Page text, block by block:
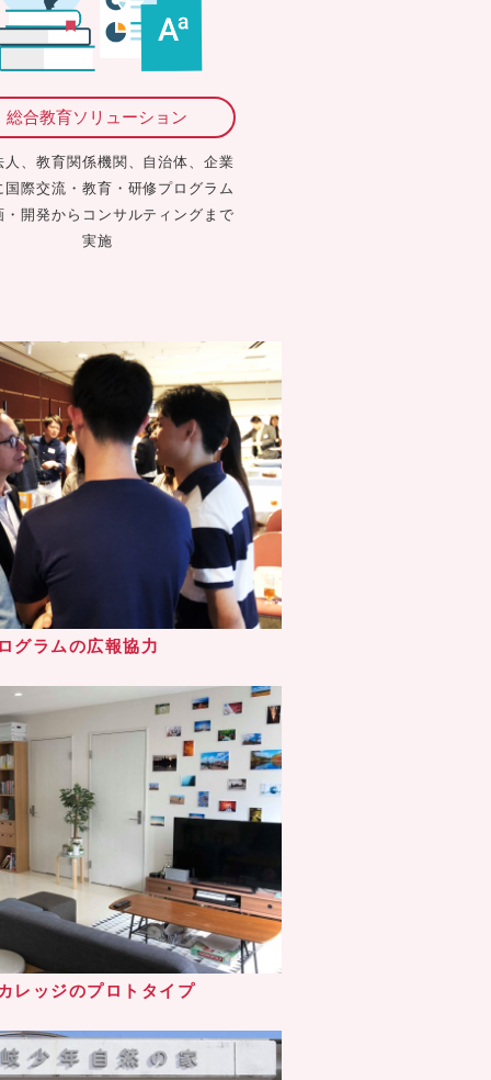
総合教育ソリューション
人、教育関係機関、自治体、企業
国際交流・教育・研修プログラム
・開発からコンサルティングまで
実施
グラムの広報協力
レッジのプロトタイプ